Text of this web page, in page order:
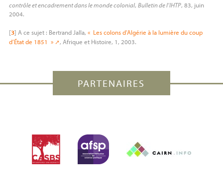
contrôle et encadrement dans le monde colonial, Bulletin de l’IHTP, 83, juin
2004.
[3] A ce sujet : Bertrand Jalla, « Les colons d’Algérie à la lumière du coup
d’État de 1851 » , Afrique et Histoire, 1, 2003.
PARTENAIRES